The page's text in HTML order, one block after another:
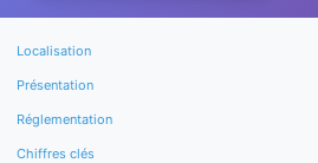
Localisation
Présentation
Réglementation
Chiffres clés